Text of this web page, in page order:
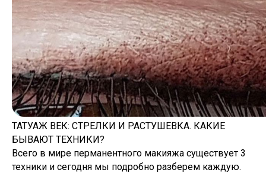
ТАТУАЖ ВЕК: СТРЕЛКИ И РАСТУШЕВКА. КАКИЕ
БЫВАЮТ ТЕХНИКИ?
Всего в мире перманентного макияжа существует 3
техники и сегодня мы подробно разберем каждую.